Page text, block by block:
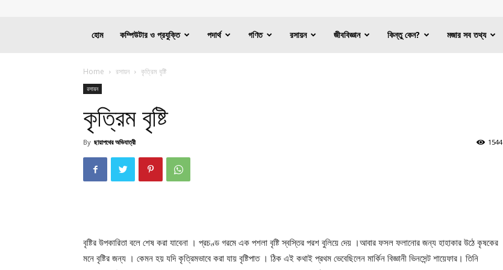
হোম কম্পিউটার ও প্রযুক্তি পদার্থ গণিত রসায়ন জীববিজ্ঞান কিন্তু কেন? মজার সব তথ্য
Home রসায়ন কৃত্রিম বৃষ্টি
রসায়ন
কৃত্রিম বৃষ্টি
By ছায়াপথের অভিযাত্রী 1544
বৃষ্টির উপকারিতা বলে শেষ করা যাবেনা । প্রচণ্ড গরমে এক পশলা বৃষ্টি স্বস্তির পরশ বুলিয়ে দেয় ।আবার ফসল ফলানোর জন্য হাহাকার উঠে কৃষকের
মনে বৃষ্টির জন্য । কেমন হয় যদি কৃত্রিমভাবে করা যায় বৃষ্টিপাত । ঠিক এই কথাই প্রথম ভেবেছিলেন মার্কিন বিজ্ঞানী ভিনসেন্ট শায়েফার। তিনি